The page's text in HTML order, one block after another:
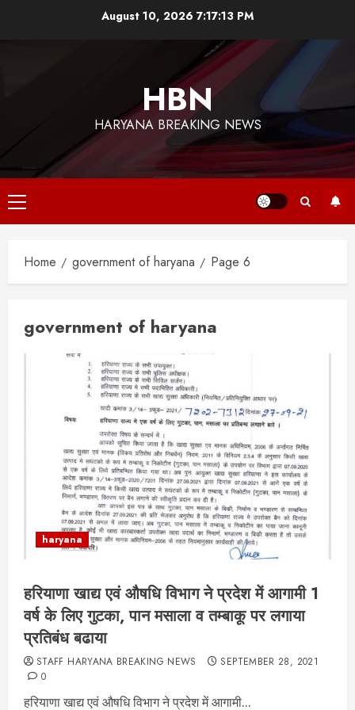
August 10, 2026 7:17:14 PM
HBN
HARYANA BREAKING NEWS
Primary
Menu
Home government of haryana Page 6
government of haryana
haryana
हरियाणा खाद्य एवं औषधि विभाग ने प्रदेश में आगामी 1
वर्ष के लिए गुटका, पान मसाला व तम्बाकू पर लगाया
प्रतिबंध बढाया
STAFF HARYANA BREAKING NEWS
SEPTEMBER 28, 2021
0
हरियाणा खाद्य एवं औषधि विभाग ने प्रदेश में आगामी...